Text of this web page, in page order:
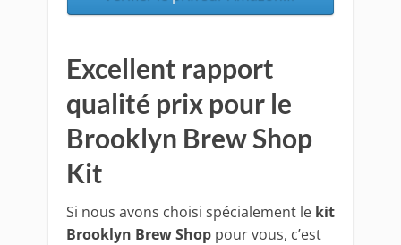
Excellent rapport
qualité prix pour le
Brooklyn Brew Shop
Kit
Si nous avons choisi spécialement le kit
Brooklyn Brew Shop pour vous, c’est